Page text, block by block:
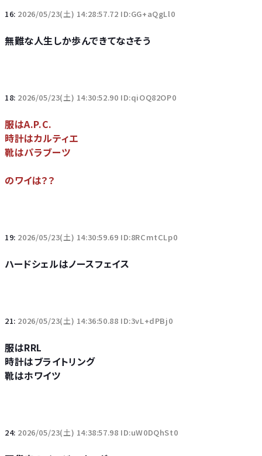
16: 2026/05/23(土) 14:28:57.72 ID:GG+aQgLl0
無難な人生しか歩んできてなさそう
18: 2026/05/23(土) 14:30:52.90 ID:qiOQ82OP0
服はA.P.C.
時計はカルティエ
靴はパラブーツ
のワイは？？
19: 2026/05/23(土) 14:30:59.69 ID:8RCmtCLp0
ハードシェルはノースフェイス
21: 2026/05/23(土) 14:36:50.88 ID:3vL+dPBj0
服はRRL
時計はブライトリング
靴はホワイツ
24: 2026/05/23(土) 14:38:57.98 ID:uW0DQhSt0